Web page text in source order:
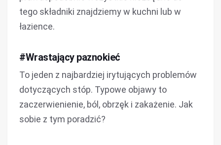
tego składniki znajdziemy w kuchni lub w
łazience.
#Wrastający paznokieć
To jeden z najbardziej irytujących problemów
dotyczących stóp. Typowe objawy to
zaczerwienienie, ból, obrzęk i zakażenie. Jak
sobie z tym poradzić?